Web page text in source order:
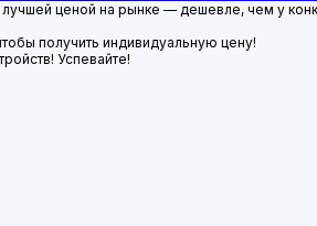
ценой на рынке — дешевле, чем у
получить индивидуальную цену!
Успевайте!